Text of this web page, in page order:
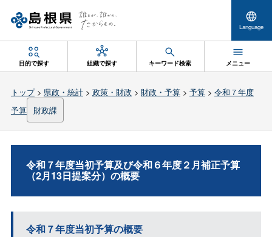
Language
目的で探す 組織で探す キーワード検索 メニュー
トップ> 県政・統計> 政策・財政 > 財政・予算> 予算> 令和７年度
予算
財政課
令和７年度当初予算及び令和６年度２月補正予算
（2月13日提案分）の概要
令和７年度当初予算の概要